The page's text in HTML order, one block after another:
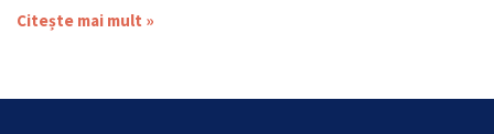
Citește mai mult »